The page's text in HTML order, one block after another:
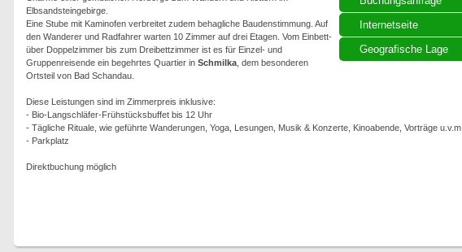
Internetseite
Geografische Lage
Elbsandsteingebirge.
Eine Stube mit Kaminofen verbreitet zudem behagliche Baudenstimmung. Auf
den Wanderer und Radfahrer warten 10 Zimmer auf drei Etagen. Vom Einbett-
über Doppelzimmer bis zum Dreibettzimmer ist es für Einzel- und
Gruppenreisende ein begehrtes Quartier in Schmilka, dem besonderen
Ortsteil von Bad Schandau.
Diese Leistungen sind im Zimmerpreis inklusive:
- Bio-Langschläfer-Frühstücksbuffet bis 12 Uhr
- Tägliche Rituale, wie geführte Wanderungen, Yoga, Lesungen, Musik & Konzerte, Kinoabende, Vorträge u.v.m.
- Parkplatz
Direktbuchung möglich